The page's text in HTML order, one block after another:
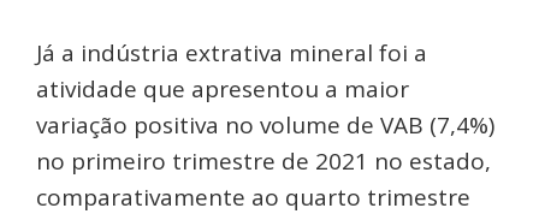
Já a indústria extrativa mineral foi a
atividade que apresentou a maior
variação positiva no volume de VAB (7,4%)
no primeiro trimestre de 2021 no estado,
comparativamente ao quarto trimestre